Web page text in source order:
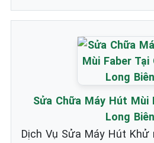
Sửa Chữa Máy Hút Mùi
Long Biên
Dịch Vụ Sửa Máy Hút Khử